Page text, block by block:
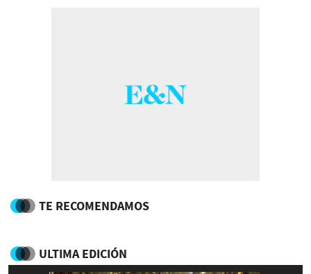
TE RECOMENDAMOS
ULTIMA EDICIÓN